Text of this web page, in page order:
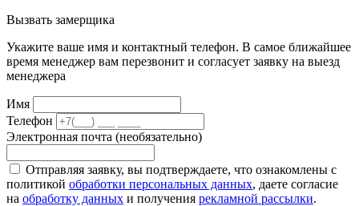
Вызвать замерщика
Укажите ваше имя и контактный телефон. В самое ближайшее
время менеджер вам перезвонит и согласует заявку на выезд
менеджера
Имя
Телефон
Электронная почта (необязательно)
Отправляя заявку, вы подтверждаете, что ознакомлены с
политикой обработки персональных данных, даете согласие
на обработку данных и получения рекламной рассылки.